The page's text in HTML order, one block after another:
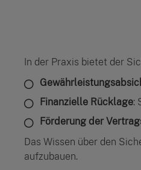
In der Praxis bietet der
Finanzielle Rücklage:
Förderung der
Das Wissen über den
aufzubauen.